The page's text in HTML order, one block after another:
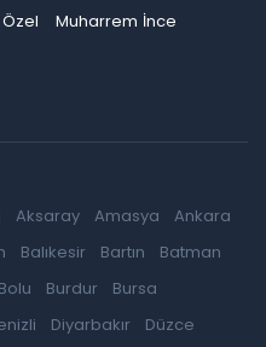
Muharrem İnce
Aksaray Amasya
Ankara
Balıkesir Bartın
Batman
Bolu Burdur
Bursa
Diyarbakır
Düzce